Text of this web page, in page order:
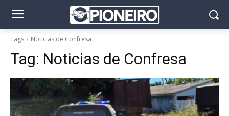
Tags Noticias de Confresa
Tag: Noticias de Confresa